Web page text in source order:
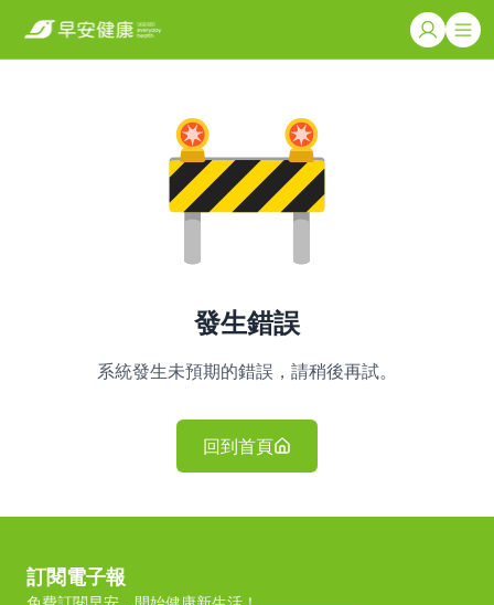
發生錯誤
系統發生未預期的錯誤，請稍後再試。
回到首頁
訂閱電子報